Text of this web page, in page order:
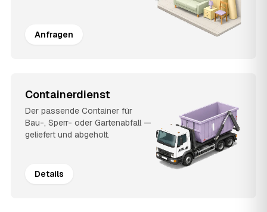
Anfragen
Containerdienst
Der passende Container für
Bau-, Sperr- oder Gartenabfall —
geliefert und abgeholt.
Details